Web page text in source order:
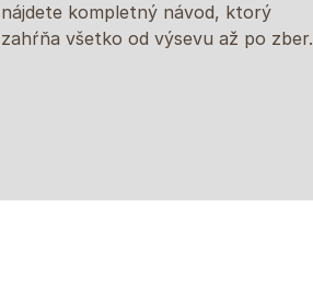
nájdete kompletný návod, ktorý
zahŕňa všetko od výsevu až po zber.